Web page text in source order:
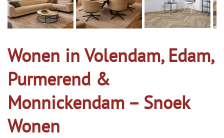
Wonen in Volendam, Edam,
Purmerend &
Monnickendam – Snoek
Wonen